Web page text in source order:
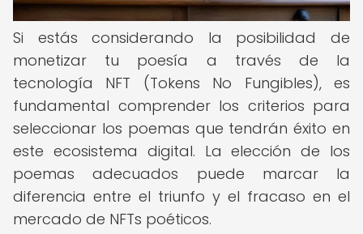
Si estás considerando la posibilidad de
monetizar tu poesía a través de la
tecnología NFT (Tokens No Fungibles), es
fundamental comprender los criterios para
seleccionar los poemas que tendrán éxito en
este ecosistema digital. La elección de los
poemas adecuados puede marcar la
diferencia entre el triunfo y el fracaso en el
mercado de NFTs poéticos.